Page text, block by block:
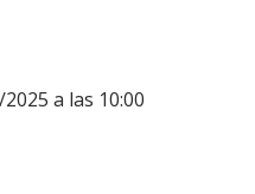
a las 10:00